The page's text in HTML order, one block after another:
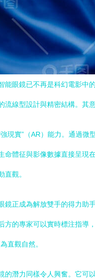
能眼鏡已不再是科幻電影中
流線型設計與精密結構。
現實”（AR）能力。通過
命體征與影像數據直接呈現
直觀。
鏡正成為解放雙手的得力助
方的專家可以實時標注指
直觀自然。
的潛力同樣令人興奮。它可